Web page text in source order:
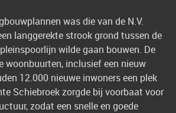
was die van de N.V.
langgerekte strook grond tussen de
wilde gaan bouwen. De
woonbuurten, inclusief een nieuw
12.000 nieuwe inwoners een plek
Schiebroek zorgde bij voorbaat voor
zodat een snelle en goede